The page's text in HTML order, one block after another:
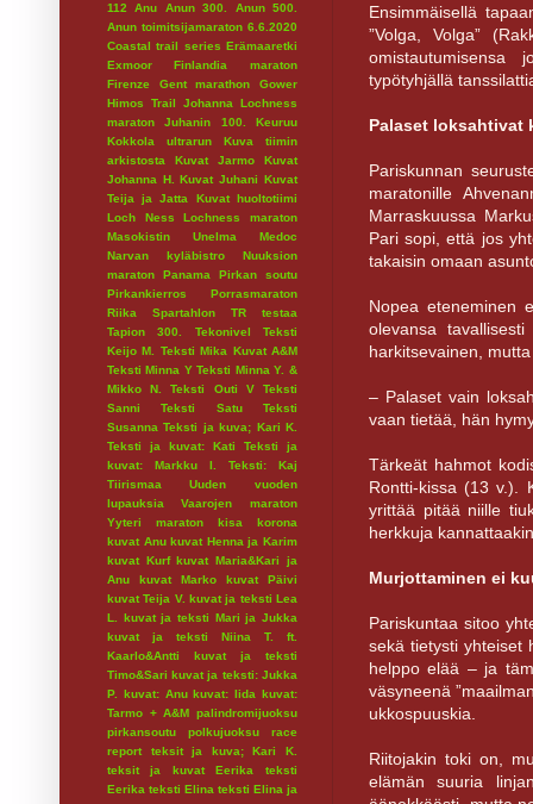
Ensimmäisellä
”Volga, Volga”
typötyhjällä
Palaset loksahtivat
Pariskunnan
maratonille
Marraskuussa
Pari sopi, että jos
takaisin omaan
Nopea eteneminen
olevansa
harkitsevainen,
– Palaset vain
vaan tietää, hän
Tärkeät hahmot
Rontti-kissa (13 v.).
yrittää pitää niille
herkkuja
Murjottaminen ei
Pariskuntaa sitoo
sekä tietysti yhteiset
helppo elää – ja
väsyneenä
ukkospuuskia.
Riitojakin toki on,
elämän suuria
112 Anu Anun 300.
Anun 500.
Anun toimitsijamaraton 6.6.2020
Coastal trail series Erämaaretki
Exmoor
Finlandia maraton
Firenze
Gent marathon
Gower
Himos Trail
Johanna Lochness
maraton
Juhanin 100.
Keuruu
Kokkola ultrarun
Kuva tiimin
arkistosta
Kuvat Jarmo
Kuvat
Johanna H.
Kuvat Juhani Kuvat
Teija ja Jatta
Kuvat huoltotiimi
Loch Ness
Lochness maraton
Masokistin Unelma
Medoc
Narvan kyläbistro
Nuuksion
maraton
Panama
Pirkan soutu
Pirkankierros
Porrasmaraton
Riika
Spartahlon
TR testaa
Tapion 300.
Tekonivel
Teksti
Keijo M.
Teksti Mika Kuvat A&M
Teksti Minna Y Teksti Minna Y. &
Mikko N.
Teksti Outi V
Teksti
Sanni
Teksti Satu
Teksti
Susanna Teksti ja kuva; Kari K.
Teksti ja kuvat: Kati
Teksti ja
kuvat: Markku I.
Teksti: Kaj
Tiirismaa
Uuden vuoden
lupauksia
Vaarojen maraton
Yyteri maraton
kisa
korona
kuvat Anu kuvat Henna ja Karim
kuvat Kurf kuvat Maria&Kari ja
Anu
kuvat Marko
kuvat Päivi
kuvat Teija V. kuvat ja teksti Lea
L.
kuvat ja teksti Mari ja Jukka
kuvat ja teksti Niina T. ft.
Kaarlo&Antti
kuvat ja teksti
Timo&Sari kuvat ja teksti: Jukka
P.
kuvat: Anu kuvat: Iida kuvat:
Tarmo + A&M palindromijuoksu
pirkansoutu
polkujuoksu
race
report
teksit ja kuva; Kari K.
teksit ja kuvat Eerika
teksti
Eerika teksti Elina teksti Elina ja